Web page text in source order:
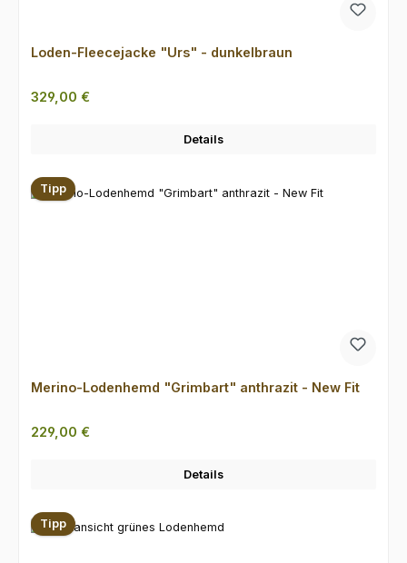
Loden-Fleecejacke "Urs" - dunkelbraun
Regulärer Preis:
329,00 €
Details
Tipp
Merino-Lodenhemd "Grimbart" anthrazit - New Fit
Regulärer Preis:
229,00 €
Details
Tipp